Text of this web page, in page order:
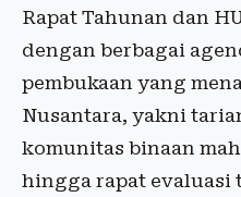
Rapat Tahunan dan
dengan berbagai
pembukaan yang
Nusantara, yakni
komunitas binaan
hingga rapat evaluasi